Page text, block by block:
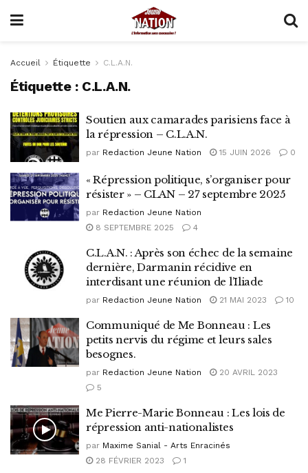
Accueil Étiquette C.L.A.N.
Étiquette : C.L.A.N.
Soutien aux camarades parisiens face à
la répression – C.L.A.N.
par Redaction Jeune Nation 15 JUIN 2026 0
« Répression politique, s’organiser pour
résister » – CLAN – 27 septembre 2025
par Redaction Jeune Nation
8 SEPTEMBRE 2025
4
C.L.A.N. : Après son échec de la semaine
dernière, Darmanin récidive en
interdisant une réunion de l’Iliade
par Redaction Jeune Nation 21 MAI 2023 10
Communiqué de Me Bonneau : Les
petits nervis du régime et leurs sales
besognes.
par Redaction Jeune Nation
20 AVRIL 2023
5
Me Pierre-Marie Bonneau : Les lois de
répression anti-nationalistes
par Maxime Sanial - Arts Enracinés
28 FÉVRIER 2023
1